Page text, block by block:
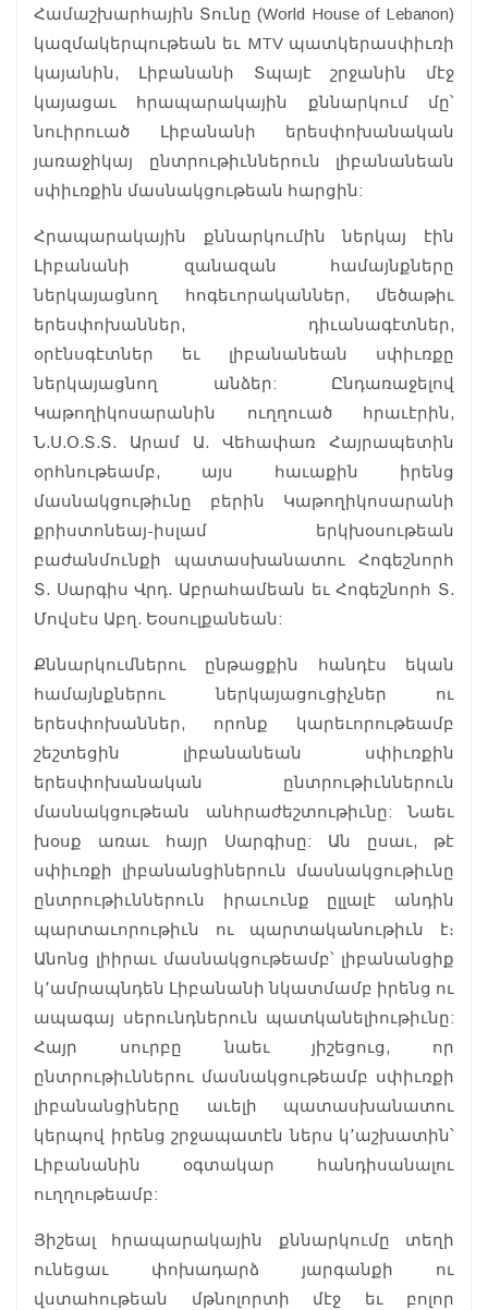
Համաշխարհային Տունը (World House of Lebanon)
կազմակերպութեան եւ MTV պատկերասփիւռի
կայանին, Լիբանանի Տպայէ շրջանին մէջ
կայացաւ հրապարակային քննարկում մը՝
նուիրուած Լիբանանի երեսփոխանական
յառաջիկայ ընտրութիւններուն լիբանանեան
սփիւռքին մասնակցութեան հարցին:
Հրապարակային քննարկումին ներկայ էին
Լիբանանի զանազան համայնքները
ներկայացնող հոգեւորականներ, մեծաթիւ
երեսփոխաններ, դիւանագէտներ,
օրէնսգէտներ եւ լիբանանեան սփիւռքը
ներկայացնող անձեր: Ընդառաջելով
Կաթողիկոսարանին ուղղուած հրաւէրին,
Ն.Ս.Օ.Տ.Տ. Արամ Ա. Վեհափառ Հայրապետին
օրհնութեամբ, այս հաւաքին իրենց
մասնակցութիւնը բերին Կաթողիկոսարանի
քրիստոնեայ-իսլամ երկխօսութեան
բաժանմունքի պատասխանատու Հոգեշնորհ
Տ. Սարգիս Վրդ. Աբրահամեան եւ Հոգեշնորհ Տ.
Մովսէս Աբղ. Եօսուլքանեան:
Քննարկումներու ընթացքին հանդէս եկան
համայնքներու ներկայացուցիչներ ու
երեսփոխաններ, որոնք կարեւորութեամբ
շեշտեցին լիբանանեան սփիւռքին
երեսփոխանական ընտրութիւններուն
մասնակցութեան անհրաժեշտութիւնը: Նաեւ
խօսք առաւ հայր Սարգիսը: Ան ըսաւ, թէ
սփիւռքի լիբանանցիներուն մասնակցութիւնը
ընտրութիւններուն իրաւունք ըլլալէ անդին
պարտաւորութիւն ու պարտականութիւն է։
Անոնց լիիրաւ մասնակցութեամբ՝ լիբանանցիք
կ՚ամրապնդեն Լիբանանի նկատմամբ իրենց ու
ապագայ սերունդներուն պատկանելիութիւնը:
Հայր սուրբը նաեւ յիշեցուց, որ
ընտրութիւններու մասնակցութեամբ սփիւռքի
լիբանանցիները աւելի պատասխանատու
կերպով իրենց շրջապատէն ներս կ՚աշխատին՝
Լիբանանին օգտակար հանդիսանալու
ուղղութեամբ:
Յիշեալ հրապարակային քննարկումը տեղի
ունեցաւ փոխադարձ յարգանքի ու
վստահութեան մթնոլորտի մէջ եւ բոլոր